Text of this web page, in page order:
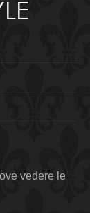
vedere le